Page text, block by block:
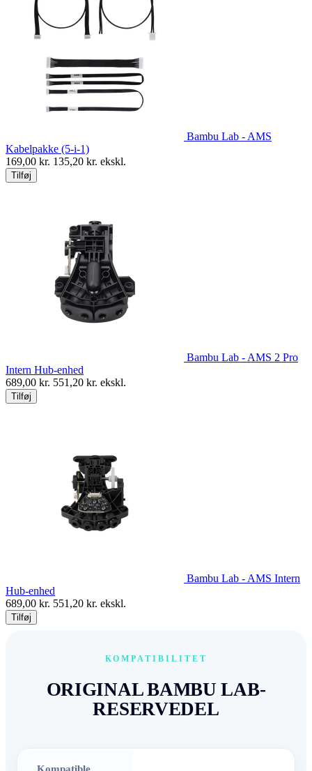
Bambu Lab - AMS
Kabelpakke (5-i-1)
169,00 kr. 135,20 kr. ekskl.
Tilføj
Bambu Lab - AMS 2 Pro
Intern Hub-enhed
689,00 kr. 551,20 kr. ekskl.
Tilføj
Bambu Lab - AMS Intern
Hub-enhed
689,00 kr. 551,20 kr. ekskl.
Tilføj
KOMPATIBILITET
ORIGINAL BAMBU LAB-
RESERVEDEL
Kompatible